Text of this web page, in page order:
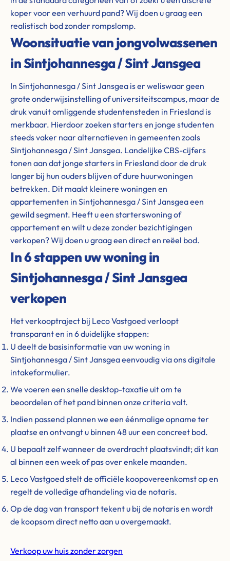
koper voor een verhuurd pand? Wij doen u graag een
realistisch bod zonder rompslomp.
Woonsituatie van jongvolwassenen
in Sintjohannesga / Sint Jansgea
In Sintjohannesga / Sint Jansgea is er weliswaar geen
grote onderwijsinstelling of universiteitscampus, maar de
druk vanuit omliggende studentensteden in Friesland is
merkbaar. Hierdoor zoeken starters en jonge studenten
steeds vaker naar alternatieven in gemeenten zoals
Sintjohannesga / Sint Jansgea. Landelijke CBS-cijfers
tonen aan dat jonge starters in Friesland door de druk
langer bij hun ouders blijven of dure huurwoningen
betrekken. Dit maakt kleinere woningen en
appartementen in Sintjohannesga / Sint Jansgea een
gewild segment. Heeft u een starterswoning of
appartement en wilt u deze zonder bezichtigingen
verkopen? Wij doen u graag een direct en reëel bod.
In 6 stappen uw woning in
Sintjohannesga / Sint Jansgea
verkopen
Het verkooptraject bij Leco Vastgoed verloopt
transparant en in 6 duidelijke stappen:
U deelt de basisinformatie van uw woning in
Sintjohannesga / Sint Jansgea eenvoudig via ons digitale
intakeformulier.
We voeren een snelle desktop-taxatie uit om te
beoordelen of het pand binnen onze criteria valt.
Indien passend plannen we een éénmalige opname ter
plaatse en ontvangt u binnen 48 uur een concreet bod.
U bepaalt zelf wanneer de overdracht plaatsvindt; dit kan
al binnen een week of pas over enkele maanden.
Leco Vastgoed stelt de officiële koopovereenkomst op en
regelt de volledige afhandeling via de notaris.
Op de dag van transport tekent u bij de notaris en wordt
de koopsom direct netto aan u overgemaakt.
Verkoop uw huis zonder zorgen